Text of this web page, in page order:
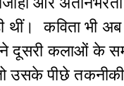
थीं। कविता भी अब
दूसरी कलाओं के
उसके पीछे